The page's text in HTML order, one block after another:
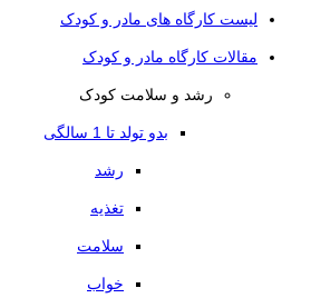
لیست کارگاه های مادر و کودک
مقالات کارگاه مادر و کودک
رشد و سلامت کودک
بدو تولد تا 1 سالگی
رشد
تغذیه
سلامت
خواب